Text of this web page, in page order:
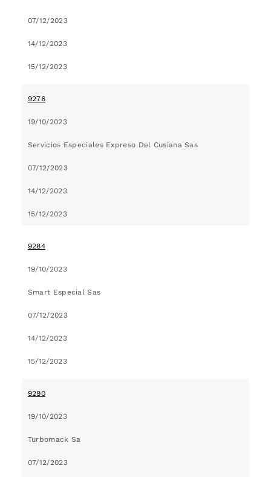
07/12/2023
14/12/2023
15/12/2023
9276
19/10/2023
Servicios Especiales Expreso Del Cusiana Sas
07/12/2023
14/12/2023
15/12/2023
9284
19/10/2023
Smart Especial Sas
07/12/2023
14/12/2023
15/12/2023
9290
19/10/2023
Turbomack Sa
07/12/2023